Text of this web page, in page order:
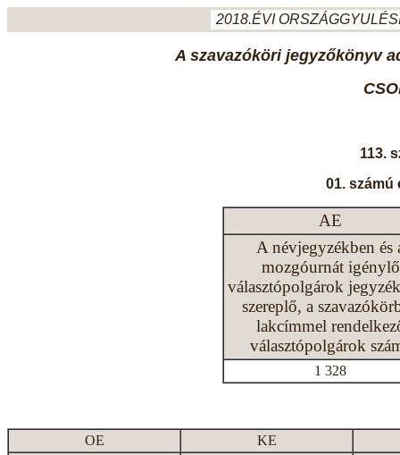
2018.ÉVI
A szavazóköri jegyzőkönyv
113.
01. számú
AE
A névjegyzékben és
mozgóurnát igénylő
választópolgárok
szereplő, a
lakcímmel
választópolgárok
1 328
OE
KE